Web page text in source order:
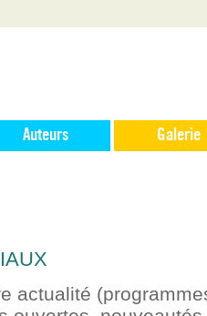
Auteurs Galerie
actualité